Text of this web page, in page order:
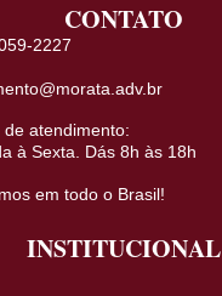
CONTATO
2227
de atendimento:
à Sexta. Dás 8h às 18h
em todo o Brasil!
INSTITUCIONAL